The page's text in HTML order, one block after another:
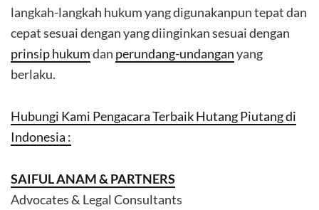
langkah-langkah hukum yang digunakanpun tepat dan
cepat sesuai dengan yang diinginkan sesuai dengan
prinsip hukumdan perundang-undanganyang
berlaku.
Hubungi Kami Pengacara Terbaik Hutang Piutang di
Indonesia :
SAIFUL ANAM & PARTNERS
Advocates & Legal Consultants